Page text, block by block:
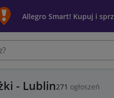
Allegro Smart! Kupuj i
- Lublin271 ogłoszeń